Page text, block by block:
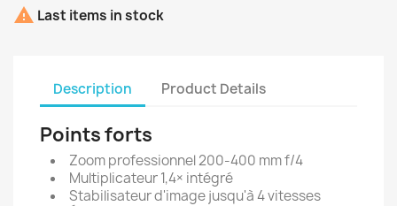
 Last items in stock
Description Product Details
Points forts
Zoom professionnel 200-400 mm f/4
Multiplicateur 1,4× intégré
Stabilisateur d'image jusqu'à 4 vitesses